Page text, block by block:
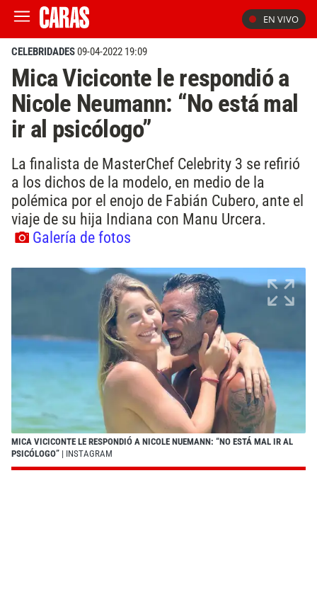
EN VIVO
CELEBRIDADES09-04-2022 19:09
Mica Viciconte le respondió a
Nicole Neumann: “No está mal
ir al psicólogo”
La finalista de MasterChef Celebrity 3 se refirió
a los dichos de la modelo, en medio de la
polémica por el enojo de Fabián Cubero, ante el
viaje de su hija Indiana con Manu Urcera.
Galería de fotos
MICA VICICONTE LE RESPONDIÓ A NICOLE NUEMANN: “NO ESTÁ MAL IR AL
PSICÓLOGO” | INSTAGRAM